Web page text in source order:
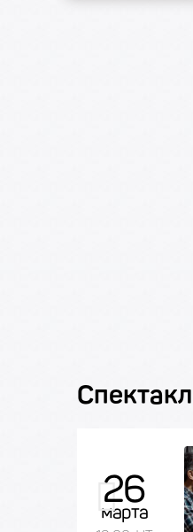
26
марта